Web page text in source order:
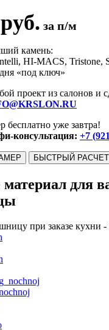
за п/м
камень:
HI-MACS, Tristone,
«под ключ»
проект из салонов и
бесплатно уже завтра!
консультация: +7
БЫСТРЫЙ РАСЧЕТ
материал для
при заказе кухни -